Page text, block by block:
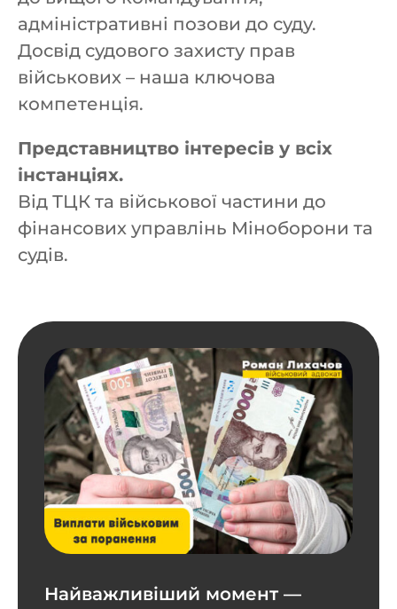
адміністративні позови до суду.
Досвід судового захисту прав
військових – наша ключова
компетенція.
Представництво інтересів у всіх
інстанціях.
Від ТЦК та військової частини до
фінансових управлінь Міноборони та
судів.
Найважливіший момент —